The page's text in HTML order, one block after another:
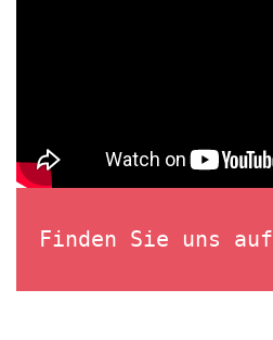
Finden Sie uns auf